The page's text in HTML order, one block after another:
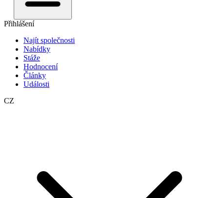
Přihlášení
Najít společnosti
Nabídky
Stáže
Hodnocení
Články
Události
CZ